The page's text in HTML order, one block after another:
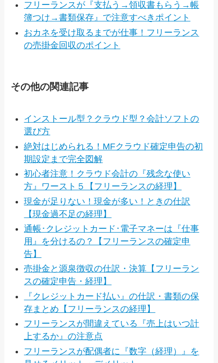
フリーランスが『支払う→領収書もらう→帳
簿つけ→書類保存』で注意すべきポイント
おカネを受け取るまでが仕事！フリーランス
の売掛金回収のポイント
その他の関連記事
インストール型？クラウド型？会計ソフトの
選び方
絶対はじめられる！MFクラウド確定申告の初
期設定まで完全図解
初心者注意！クラウド会計の『残念な使い
方』ワースト５【フリーランスの経理】
現金が足りない！現金が多い！ときの仕訳
【現金過不足の経理】
通帳･クレジットカード･電子マネーは『仕事
用』を分けるの？【フリーランスの確定申
告】
売掛金と源泉徴収の仕訳・決算【フリーラン
スの確定申告・経理】
『クレジットカード払い』の仕訳・書類の保
存まとめ【フリーランスの経理】
フリーランスが間違えている『売上はいつ計
上するか』の注意点
フリーランスが配偶者に『数字（経理）』を